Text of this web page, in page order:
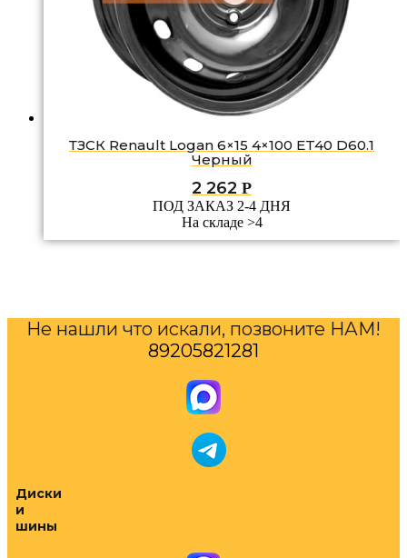
ТЗСК Renault Logan 6×15 4×100 ET40 D60.1
Черный
2 262 Р
ПОД ЗАКАЗ 2-4 ДНЯ
На складе >4
Не нашли что искали, позвоните НАМ!
89205821281
Диски
и
шины